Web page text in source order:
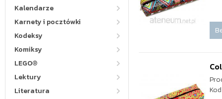
Kalendarze
Karnety i pocztówki
Kodeksy
Komiksy
LEGO®
Lektury
Literatura